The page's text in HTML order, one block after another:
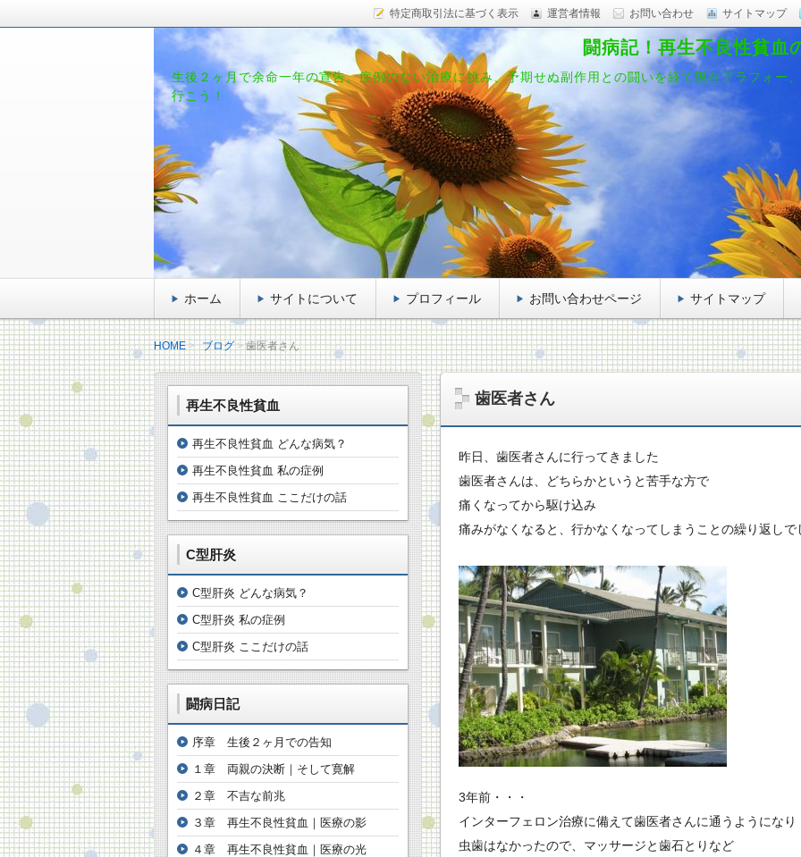
特定商取引法に基づく表示 運営者情報 お問い合わせ サイトマップ
闘病記！再生不良性貧血
生後２ヶ月で余命一年の宣告。症例のない治療に挑み、予期せぬ副作用との闘いを経て現在アラフォー
行こう！
ホーム サイトについて プロフィール お問い合わせページ サイトマップ
HOME ブログ 歯医者さん
歯医者さん
昨日、歯医者さんに行ってきました
歯医者さんは、どちらかというと苦手な方で
痛くなってから駆け込み
痛みがなくなると、行かなくなってしまうことの繰り返しで
3年前・・・
インターフェロン治療に備えて歯医者さんに通うようになり
虫歯はなかったので、 マッサージと歯石とりなど
再生不良性貧血
再生不良性貧血 どんな病気？
再生不良性貧血 私の症例
再生不良性貧血 ここだけの話
C型肝炎
C型肝炎 どんな病気？
C型肝炎 私の症例
C型肝炎 ここだけの話
闘病日記
序章 生後２ヶ月での告知
１章 両親の決断｜そして寛解
２章 不吉な前兆
３章 再生不良性貧血｜医療の影
４章 再生不良性貧血｜医療の光